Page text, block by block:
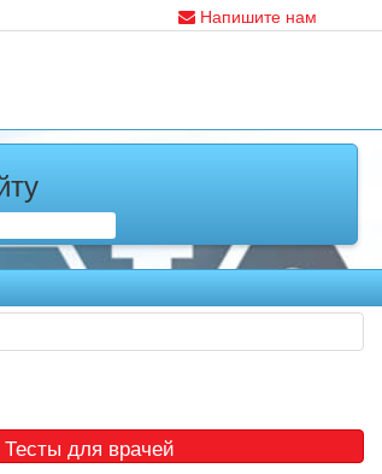
Напишите нам
Тесты для врачей